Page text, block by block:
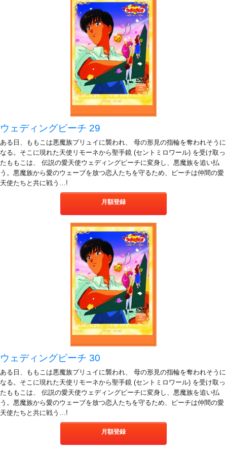
ウェディングピーチ 29
ある日、ももこは悪魔族プリュイに襲われ、 母の形見の指輪を奪われそうに
なる。そこに現れた天使リモーネから聖手鏡 (セントミロワール) を受け取っ
たももこは、 伝説の愛天使ウェディングピーチに変身し、悪魔族を追い払
う。悪魔族から愛のウェーブを放つ恋人たちを守るため、ピーチは仲間の愛
天使たちと共に戦う…!
月額登録
ウェディングピーチ 30
ある日、ももこは悪魔族プリュイに襲われ、 母の形見の指輪を奪われそうに
なる。そこに現れた天使リモーネから聖手鏡 (セントミロワール) を受け取っ
たももこは、 伝説の愛天使ウェディングピーチに変身し、悪魔族を追い払
う。悪魔族から愛のウェーブを放つ恋人たちを守るため、ピーチは仲間の愛
天使たちと共に戦う…!
月額登録